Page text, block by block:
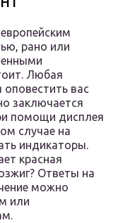
рано или
Любая
вас
заключается
помощи дисплея
случае на
индикаторы.
красная
Ответы на
можно
или